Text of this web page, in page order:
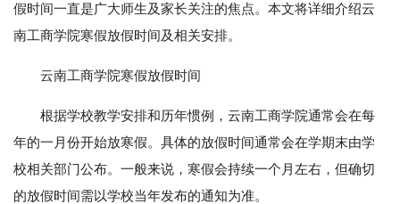
假时间一直是广大师生及家长关注的焦点。本文将详细介绍云
南工商学院寒假放假时间及相关安排。
云南工商学院寒假放假时间
根据学校教学安排和历年惯例，云南工商学院通常会在每
年的一月份开始放寒假。具体的放假时间通常会在学期末由学
校相关部门公布。一般来说，寒假会持续一个月左右，但确切
的放假时间需以学校当年发布的通知为准。